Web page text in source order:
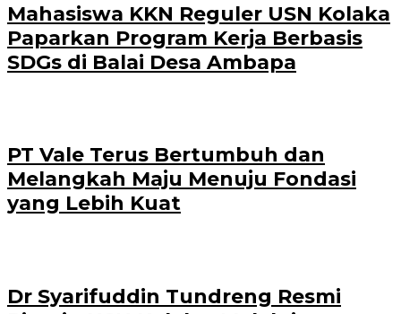
Mahasiswa KKN Reguler USN Kolaka
Paparkan Program Kerja Berbasis
SDGs di Balai Desa Ambapa
PT Vale Terus Bertumbuh dan
Melangkah Maju Menuju Fondasi
yang Lebih Kuat
Dr Syarifuddin Tundreng Resmi